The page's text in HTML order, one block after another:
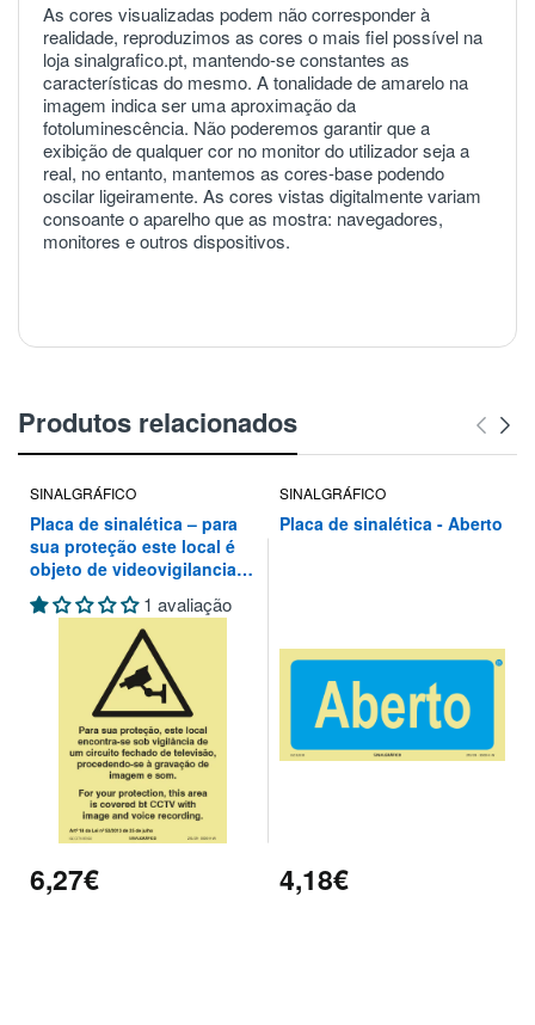
As cores visualizadas podem não corresponder à
realidade, reproduzimos as cores o mais fiel possível na
loja sinalgrafico.pt, mantendo-se constantes as
características do mesmo. A tonalidade de amarelo na
imagem indica ser uma aproximação da
fotoluminescência. Não poderemos garantir que a
exibição de qualquer cor no monitor do utilizador seja a
real, no entanto, mantemos as cores-base podendo
oscilar ligeiramente. As cores vistas digitalmente variam
consoante o aparelho que as mostra: navegadores,
monitores e outros dispositivos.
Produtos relacionados
SINALGRÁFICO
Placa de sinalética – para
sua proteção este local é
objeto de videovigilancia
de um circuito fechado de
televisão, procedendo-se à
gravação de imagem e som
1 avaliação
6,27€
SINALGRÁFICO
Placa de sinalética - Aberto
4,18€